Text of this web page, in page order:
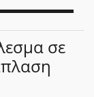
σε